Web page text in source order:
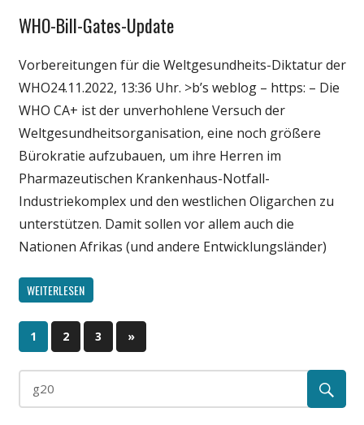
Gesellschaft
Politik
Wirtschaft
Wissenschaft
WHO-Bill-Gates-Update
Vorbereitungen für die Weltgesundheits-Diktatur der
WHO24.11.2022, 13:36 Uhr. >b’s weblog – https: – Die
WHO CA+ ist der unverhohlene Versuch der
Weltgesundheitsorganisation, eine noch größere
Bürokratie aufzubauen, um ihre Herren im
Pharmazeutischen Krankenhaus-Notfall-
Industriekomplex und den westlichen Oligarchen zu
unterstützen. Damit sollen vor allem auch die
Nationen Afrikas (und andere Entwicklungsländer)
WEITERLESEN
Beitragsnavigation
1 2 3
Nächste
Beiträge
»